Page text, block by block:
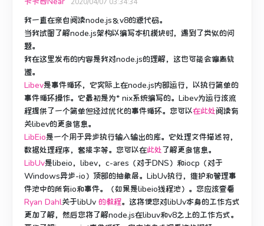
我一直在亲自阅读node.js＆v8的源代码。
当我试图了解node.js架构以编写本机模块时，遇到了类似的问
题。
我在这里发布的内容是我对node.js的理解，这也可能会偏离轨
道。
Libev是事件循环，它实际上在node.js内部运行，以执行简单的
事件循环操作。 它最初是为* nix系统编写的。 Libev为运行该流
程提供了一个简单但经过优化的事件循环。 您可以在此处阅读有
关libev的更多信息。
LibEio是一个用于异步执行输入输出的库。 它处理文件描述符，
数据处理程序，套接字等。您可以在此处了解更多信息。
LibUv是libeio，libev，c-ares（对于DNS）和iocp（对于
Windows异步-io）顶部的抽象层。 LibUv执行，维护和管理事
件池中的所有io和事件。
（如果是libeio线程池）。 您应该查看
Ryan Dahl关于libUv 的教程。 这将使您对libUv本身的工作方式
更加了解，然后您将了解node.js在libuv和v8之上的工作方式。